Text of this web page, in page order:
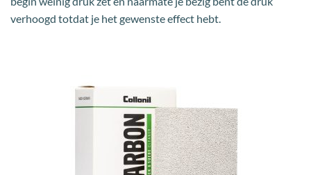
verhoogd totdat je het gewenste effect hebt.